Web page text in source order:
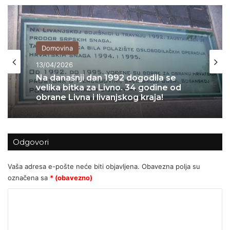
Domovina
13/04/2026
Na današnji dan 1992 dogodila se
velika bitka za Livno. 34 godine od
obrane Livna i livanjskog kraja!
Odgovori
Vaša adresa e-pošte neće biti objavljena. Obavezna polja su
označena sa * (obavezno)